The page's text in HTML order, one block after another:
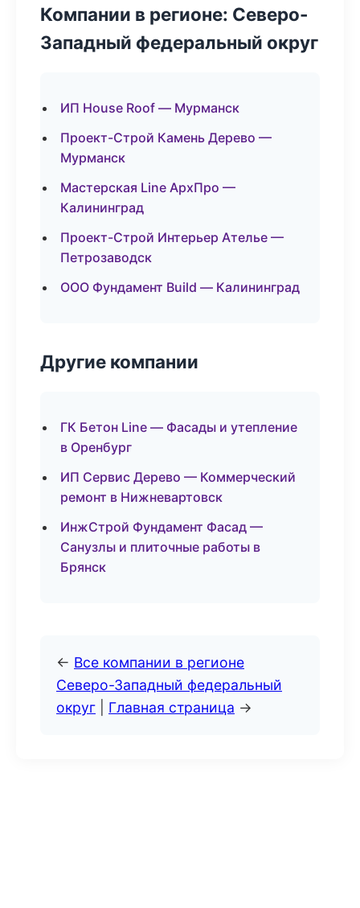
Компании в регионе: Северо-
Западный федеральный округ
ИП House Roof — Мурманск
Проект-Строй Камень Дерево —
Мурманск
Мастерская Line АрхПро —
Калининград
Проект-Строй Интерьер Ателье —
Петрозаводск
ООО Фундамент Build — Калининград
Другие компании
ГК Бетон Line — Фасады и утепление
в Оренбург
ИП Сервис Дерево — Коммерческий
ремонт в Нижневартовск
ИнжСтрой Фундамент Фасад —
Санузлы и плиточные работы в
Брянск
← Все компании в регионе
Северо-Западный федеральный
округ
Главная страница →